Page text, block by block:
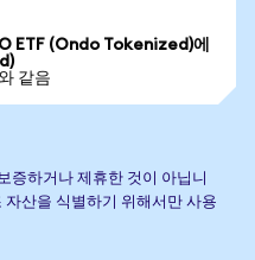
ETF (Ondo Tokenized)에
같음
증하거나 제휴한 것이 아닙니
산을 식별하기 위해서만 사용